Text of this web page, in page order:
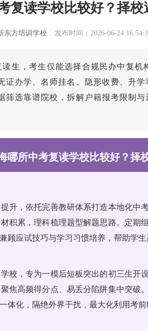
复读学校比较好？择
东方培训学校 发布时间：2026-06-24
生，考生仅能选择合规民办中复
证办学、名师挂名、隐形收费、升学
筛选靠谱院校，拆解户籍报考限制
哪所中考复读学校比较好？择
升，依托完善教研体系打造本地化中
积累，理科梳理题型解题思路。定期
顾应试技巧与学习习惯培养，帮助学生
校，专为一模后短板突出的初三生开
焦高频得分点、易丢分陷阱集中突破
体化，隔绝外界干扰，最大化利用考前